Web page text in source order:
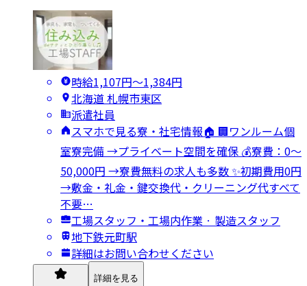
時給1,107円〜1,384円
北海道 札幌市東区
派遣社員
スマホで見る寮・社宅情報🏠 🏢ワンルーム個
室寮完備 →プライベート空間を確保 💰寮費：0～
50,000円 →寮費無料の求人も多数 ✨初期費用0円
→敷金・礼金・鍵交換代・クリーニング代すべて
不要…
工場スタッフ・工場内作業 · 製造スタッフ
地下鉄元町駅
詳細はお問い合わせください
詳細を見る